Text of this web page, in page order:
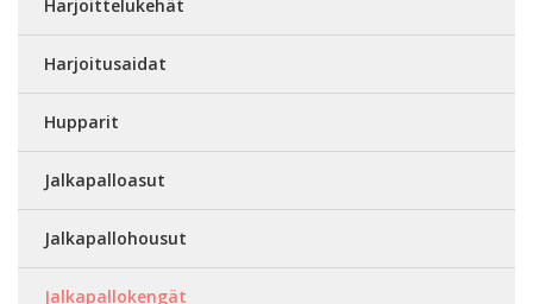
Harjoittelukehät
Harjoitusaidat
Hupparit
Jalkapalloasut
Jalkapallohousut
Jalkapallokengät